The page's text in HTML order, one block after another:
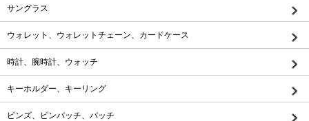
サングラス
ウォレット、ウォレットチェーン、カードケース
時計、腕時計、ウォッチ
キーホルダー、キーリング
ピンズ、ピンバッチ、バッチ